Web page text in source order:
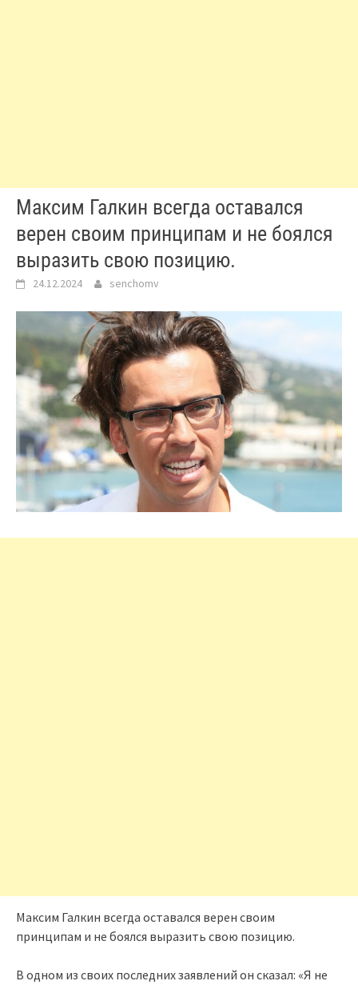
Максим Галкин всегда оставался
верен своим принципам и не боялся
выразить свою позицию.
24.12.2024 senchomv
Максим Галкин всегда оставался верен своим
принципам и не боялся выразить свою позицию.
В одном из своих последних заявлений он сказал: «Я не